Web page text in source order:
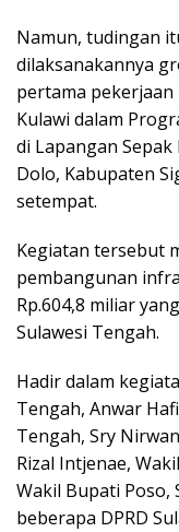
Namun, tudingan
dilaksanakannya
pertama pekerjaan
Kulawi dalam
di Lapangan Sepak
Dolo, Kabupaten
setempat.
Kegiatan tersebut
pembangunan
Rp.604,8 miliar
Sulawesi Tengah.
Hadir dalam
Tengah, Anwar
Tengah, Sry
Rizal Intjenae,
Wakil Bupati Poso,
beberapa DPRD